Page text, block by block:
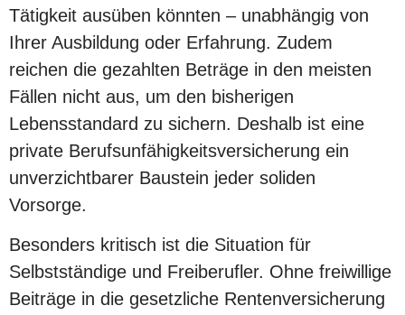
Tätigkeit ausüben könnten – unabhängig von
Ihrer Ausbildung oder Erfahrung. Zudem
reichen die gezahlten Beträge in den meisten
Fällen nicht aus, um den bisherigen
Lebensstandard zu sichern. Deshalb ist eine
private Berufsunfähigkeitsversicherung ein
unverzichtbarer Baustein jeder soliden
Vorsorge.
Besonders kritisch ist die Situation für
Selbstständige und Freiberufler. Ohne freiwillige
Beiträge in die gesetzliche Rentenversicherung